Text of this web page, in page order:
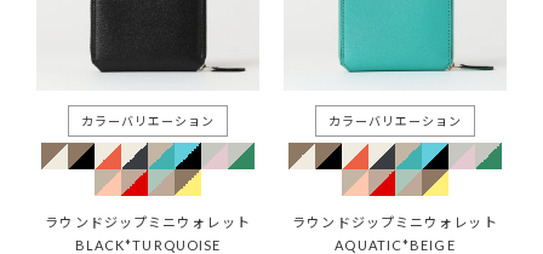
ラウンドジップミニウォレット
BLACK*TURQUOISE
ラウンドジップミニウォレット
AQUATIC*BEIGE